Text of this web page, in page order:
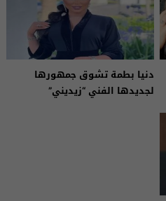
دنيا بطمة تشوق جمهورها
لجديدها الفني “زيديني”